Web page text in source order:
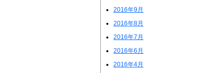
2016年9月
2016年8月
2016年7月
2016年6月
2016年4月